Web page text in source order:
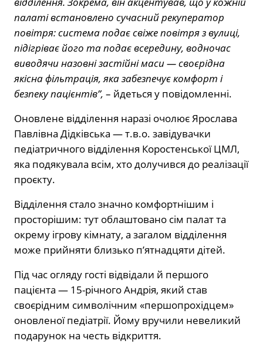
палаті встановлено сучасний рекуператор
повітря: система подає свіже повітря з вулиці,
підігріває його та подає всередину, водночас
виводячи назовні застійні маси — своєрідна
якісна фільтрація, яка забезпечує комфорт і
безпеку пацієнтів”, – йдеться у повідомленні.
Оновлене відділення наразі очолює Ярослава
Павлівна Дідківська — т.в.о. завідувачки
педіатричного відділення Коростенської ЦМЛ,
яка подякувала всім, хто долучився до реалізації
проєкту.
Відділення стало значно комфортнішим і
просторішим: тут облаштовано сім палат та
окрему ігрову кімнату, а загалом відділення
може прийняти близько п’ятнадцяти дітей.
Під час огляду гості відвідали й першого
пацієнта — 15-річного Андрія, який став
своєрідним символічним «першопрохідцем»
оновленої педіатрії. Йому вручили невеликий
подарунок на честь відкриття.